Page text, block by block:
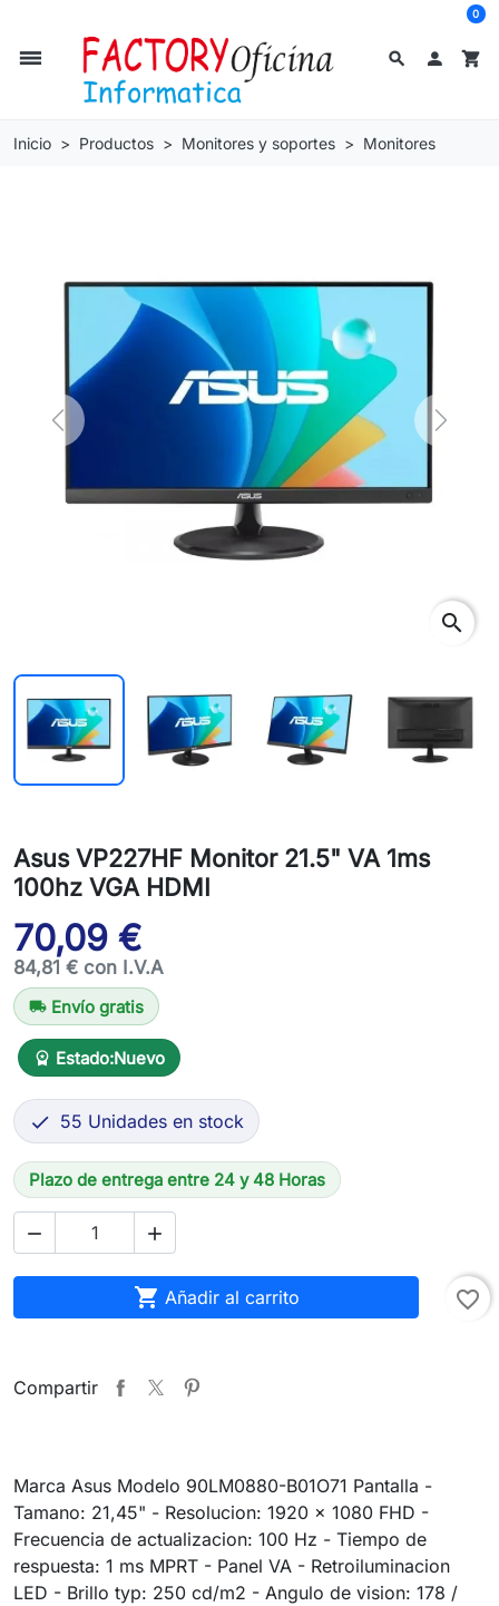
search
dehaze  shopping_cart
0
Inicio Productos Monitores y soportes Monitores
Previous Next
search
Asus VP227HF Monitor 21.5" VA 1ms
100hz VGA HDMI
70,09 €
84,81 € con I.V.A
local_shipping Envío gratis
workspace_premium Estado:Nuevo
 55 Unidades en stock
Plazo de entrega entre 24 y 48 Horas
 
 Añadir al carrito favorite_border
Compartir
Marca Asus Modelo 90LM0880-B01O71 Pantalla -
Tamano: 21,45" - Resolucion: 1920 x 1080 FHD -
Frecuencia de actualizacion: 100 Hz - Tiempo de
respuesta: 1 ms MPRT - Panel VA - Retroiluminacion
LED - Brillo typ: 250 cd/m2 - Angulo de vision: 178 /